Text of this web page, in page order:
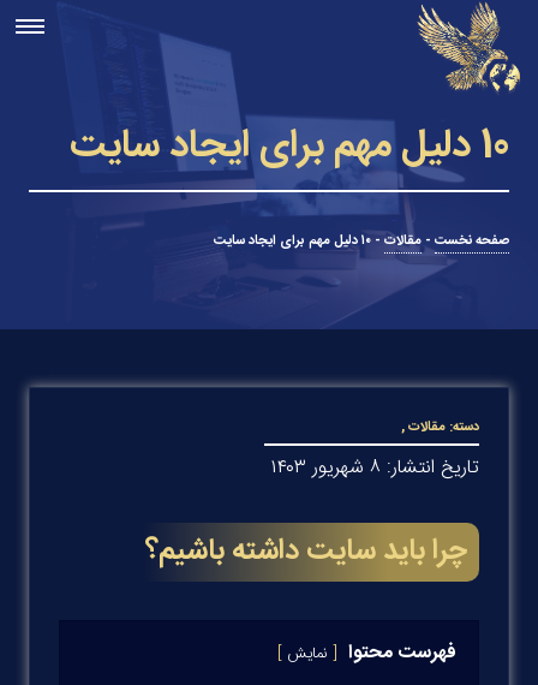
10 دلیل مهم برای ایجاد سایت
صفحه نخست - مقالات - ۱۰ دلیل مهم برای ایجاد سایت
دسته: مقالات,
تاریخ انتشار: ۸ شهریور ۱۴۰۳
چرا باید سایت داشته باشیم؟
فهرست محتوا نمایش